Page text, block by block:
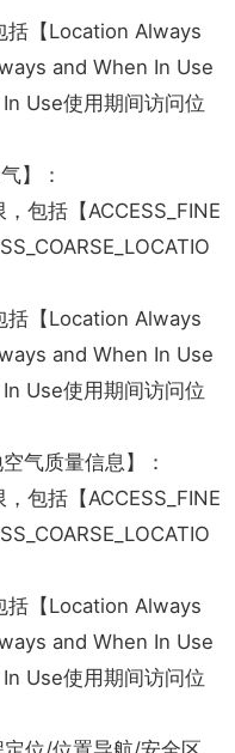
括【Location Always
and When In Use
Use使用期间访问位
】：
包括【ACCESS_FINE
括【Location Always
and When In Use
Use使用期间访问位
气质量信息】：
包括【ACCESS_FINE
括【Location Always
and When In Use
Use使用期间访问位